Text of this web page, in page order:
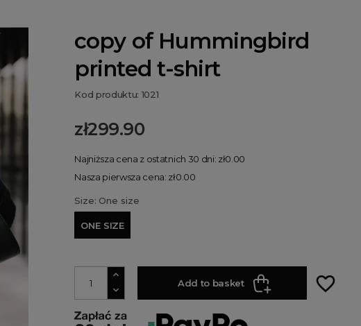
copy of Hummingbird
printed t-shirt
Kod produktu: 1021
zł299.90
Najniższa cena z ostatnich 30 dni: zł0.00
Nasza pierwsza cena: zł0.00
Size: One size
ONE SIZE
Add to basket favorite_border